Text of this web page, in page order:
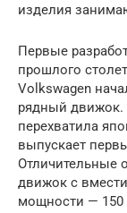
изделия
Первые
прошлого
Volkswagen
рядный движок.
перехватила
выпускает
Отличительные
движок с
мощности — 150